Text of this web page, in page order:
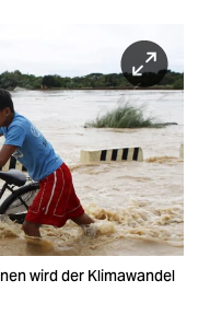
wird der Klimawandel